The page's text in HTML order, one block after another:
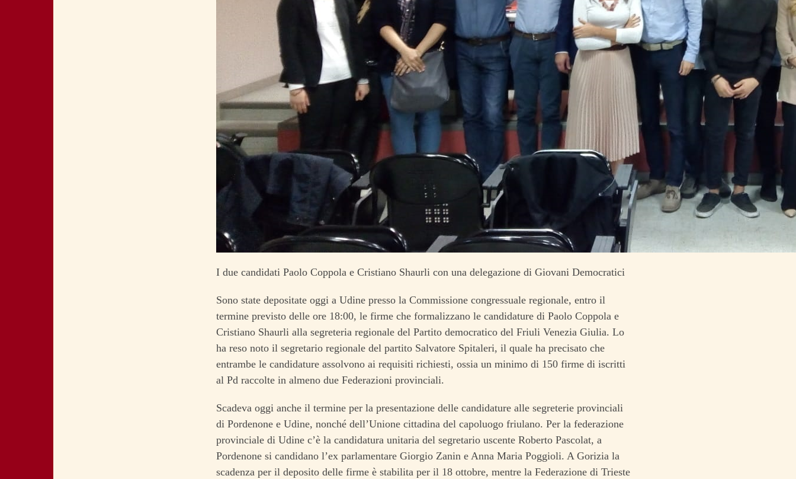
I due candidati Paolo Coppola e Cristiano Shaurli con una delegazione di Giovani Democratici
Sono state depositate oggi a Udine presso la Commissione congressuale regionale, entro il
termine previsto delle ore 18:00, le firme che formalizzano le candidature di Paolo Coppola e
Cristiano Shaurli alla segreteria regionale del Partito democratico del Friuli Venezia Giulia. Lo
ha reso noto il segretario regionale del partito Salvatore Spitaleri, il quale ha precisato che
entrambe le candidature assolvono ai requisiti richiesti, ossia un minimo di 150 firme di iscritti
al Pd raccolte in almeno due Federazioni provinciali.
Scadeva oggi anche il termine per la presentazione delle candidature alle segreterie provinciali
di Pordenone e Udine, nonché dell’Unione cittadina del capoluogo friulano. Per la federazione
provinciale di Udine c’è la candidatura unitaria del segretario uscente Roberto Pascolat, a
Pordenone si candidano l’ex parlamentare Giorgio Zanin e Anna Maria Poggioli. A Gorizia la
scadenza per il deposito delle firme è stabilita per il 18 ottobre, mentre la Federazione di Trieste